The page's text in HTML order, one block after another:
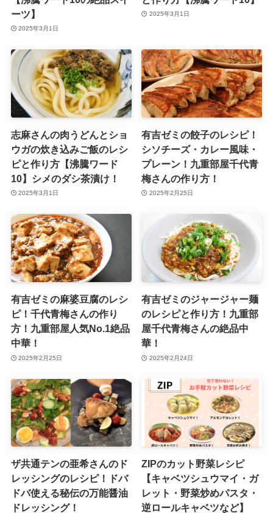
ーツ】
2025年3月1日
2025年3月1日
志麻さんの肉うどんとショ
ウガの炊き込みご飯のレシ
ピと作り方【沸騰ワード
10】シメのダシ茶漬け！
2025年3月1日
有吉ゼミの餃子のレシピ！
シソチーズ・カレー風味・
プレーン！九重部屋千代青
梅さんの作り方！
2025年2月25日
有吉ゼミの麻婆豆腐のレシ
ピ！千代青梅さんの作り
方！九重部屋人気No.1絶品
中華！
2025年2月25日
有吉ゼミのジャージャー麺
のレシピと作り方！九重部
屋千代青梅さんの絶品中
華！
2025年2月24日
ザ共通テンの亜希さんのド
レッシングのレシピ！ドバ
ドバ使える秘伝の万能醤油
ドレッシング！
ZIPのカット野菜レシピ
【キャベツシュウマイ・ガ
レット・野菜炒めパスタ・
逆ロールキャベツなど】